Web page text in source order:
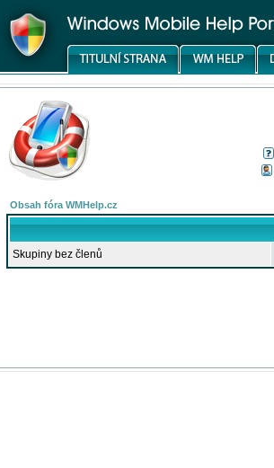
Obsah fóra WMHelp.cz
Skupiny bez členů